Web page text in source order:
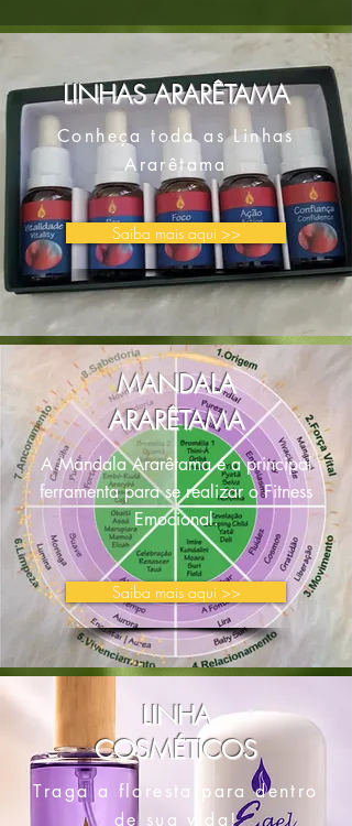
LINHAS ARARÊTAMA
Conheça toda as Linhas
Ararêtama
Saiba mais aqui >>
MANDALA
ARARÊTAMA
A Mandala Ararêtama é a principal
ferramenta para se realizar o Fitness
Emocional.
Saiba mais aqui >>
LINHA
COSMÉTICOS
Traga a floresta para dentro
de sua vida!